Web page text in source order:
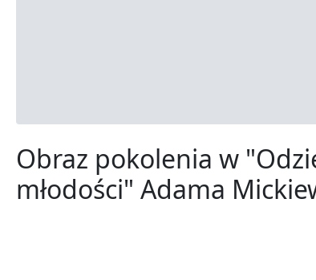
Obraz pokolenia w
młodości" Adama